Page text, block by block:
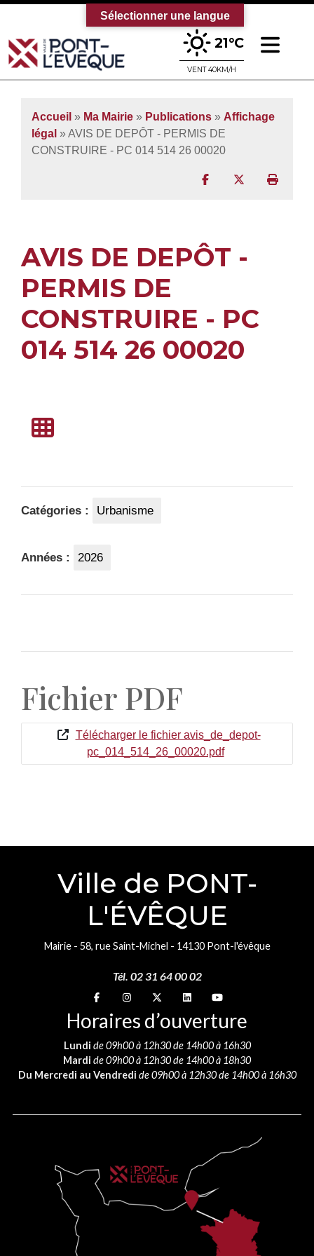
Bienvenue sur le site officiel de la
21°C
VENT 40KM/H
Accueil » Ma Mairie » Publications » Affichage
légal » AVIS DE DEPÔT - PERMIS DE
CONSTRUIRE - PC 014 514 26 00020
Partager surPartager sur
AVIS DE DEPÔT -
PERMIS DE
CONSTRUIRE - PC
014 514 26 00020
Catégories : Urbanisme
Années : 2026
Fichier PDF
Télécharger le fichier avis_de_depot-
pc_014_514_26_00020.pdf
Ville de PONT-
L'ÉVÊQUE
Mairie - 58, rue Saint-Michel - 14130 Pont-l'évêque
Tél. 02 31 64 00 02
Suivez-nous sur
Suivez-nous sur
Suivez-nous sur
Suivez-nous sur
Suivez-nous sur
Horaires d’ouverture
Lundi de 09h00 à 12h30 de 14h00 à 16h30
Mardi de 09h00 à 12h30 de 14h00 à 18h30
Du Mercredi au Vendredi de 09h00 à 12h30 de 14h00 à 16h30
Sélectionner une langue